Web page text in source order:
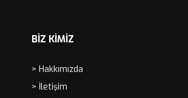
BİZ KİMİZ
> Hakkımızda
> İletişim